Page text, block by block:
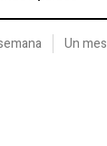
Un mes